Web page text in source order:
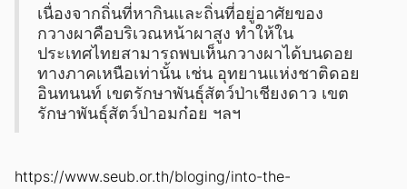
เนื่องจากถิ่นที่หากินและถิ่นที่อยู่อาศัยของ
กวางผาคือบริเวณหน้าผาสูง ทำให้ใน
ประเทศไทยสามารถพบเห็นกวางผาได้บนดอย
ทางภาคเหนือเท่านั้น เช่น อุทยานแห่งชาติดอย
อินทนนท์ เขตรักษาพันธุ์สัตว์ป่าเชียงดาว เขต
รักษาพันธุ์สัตว์ป่าอมก๋อย ฯลฯ
https://www.seub.or.th/bloging/into-the-